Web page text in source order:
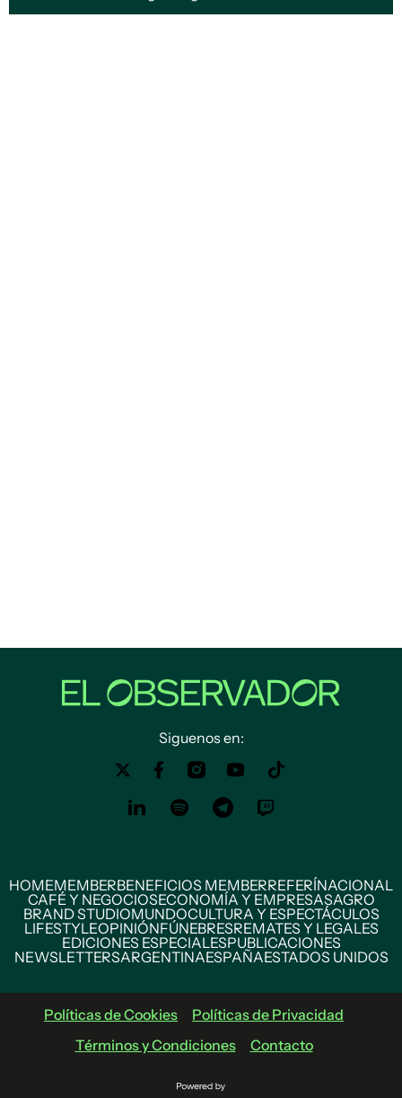
Siguenos en:
HOMEMEMBERBENEFICIOS MEMBERREFERÍNACIONAL
CAFÉ Y NEGOCIOSECONOMÍA Y EMPRESASAGRO
BRAND STUDIOMUNDOCULTURA Y ESPECTÁCULOS
LIFESTYLEOPINIÓNFÚNEBRESREMATES Y LEGALES
EDICIONES ESPECIALESPUBLICACIONES
NEWSLETTERSARGENTINAESPAÑAESTADOS UNIDOS
Políticas de Cookies
Políticas de Privacidad
Términos y Condiciones
Contacto